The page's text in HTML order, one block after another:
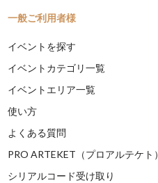
一般ご利用者様
イベントを探す
イベントカテゴリ一覧
イベントエリア一覧
使い方
よくある質問
PRO ARTEKET（プロアルテケト）
シリアルコード受け取り